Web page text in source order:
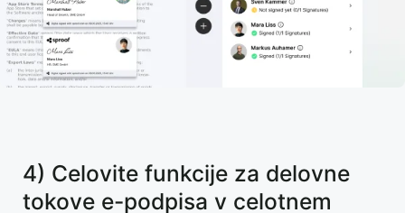
4) Celovite funkcije za delovne
tokove e-podpisa v celotnem